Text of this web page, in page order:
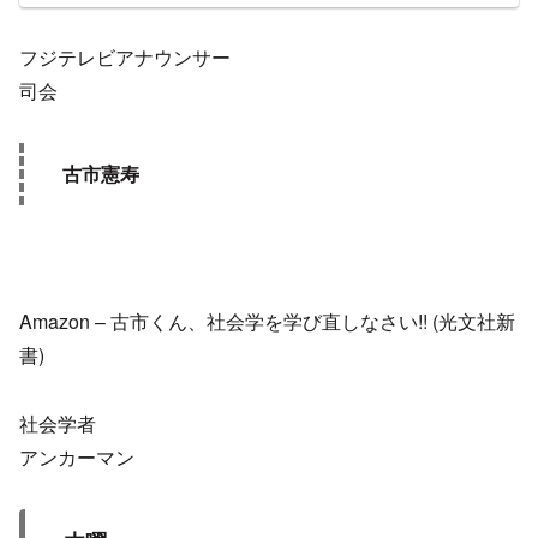
フジテレビアナウンサー
司会
古市憲寿
Amazon – 古市くん、社会学を学び直しなさい!! (光文社新
書)
社会学者
アンカーマン